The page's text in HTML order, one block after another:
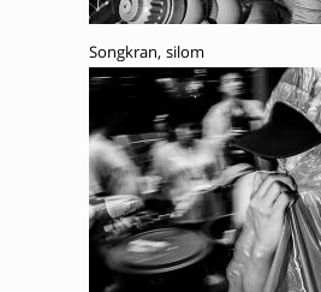
Songkran, silom